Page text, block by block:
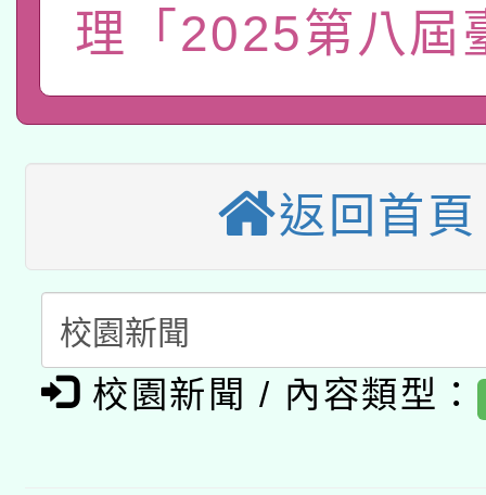
業技術研究院辦理「
用水績優單位及節水達
115年8月22日(星期六
本校115學年度第2次
招甄選結果公告(無人
適應運動共學行動站研
本館辦理115年度閱讀
暨閱讀推動專業研習
科技賦能─人工智慧
礎課程
A3數位素養講師名單
「數位內容與教學軟
理「2025第八屆
返回首頁
校園新聞 / 內容類型：